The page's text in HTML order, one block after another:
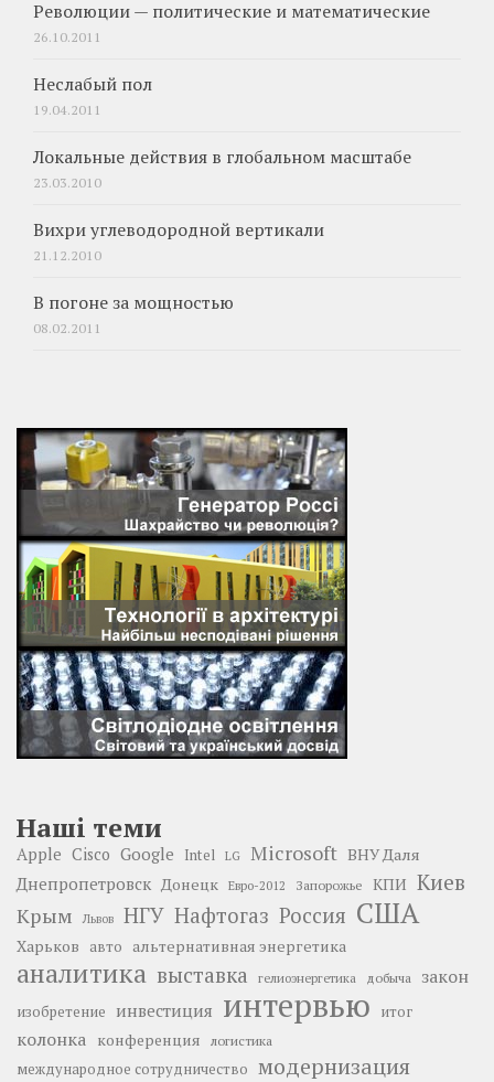
Революции — политические и математические
26.10.2011
Неслабый пол
19.04.2011
Локальные действия в глобальном масштабе
23.03.2010
Вихри углеводородной вертикали
21.12.2010
В погоне за мощностью
08.02.2011
Наші теми
Apple Cisco Google Intel LG Microsoft ВНУ Даля
Днепропетровск Донецк Евро-2012 Запорожье КПИ Киев
Крым Львов НГУ Нафтогаз Россия США
Харьков авто альтернативная энергетика
аналитика выставка гелиоэнергетика добыча закон
изобретение инвестиция интервью итог
колонка конференция логистика
международное сотрудничество модернизация